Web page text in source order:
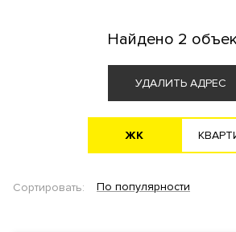
Новостройка
Найдено 2
УДАЛИТЬ АДРЕС
ЖK
Сортировать: По популярности